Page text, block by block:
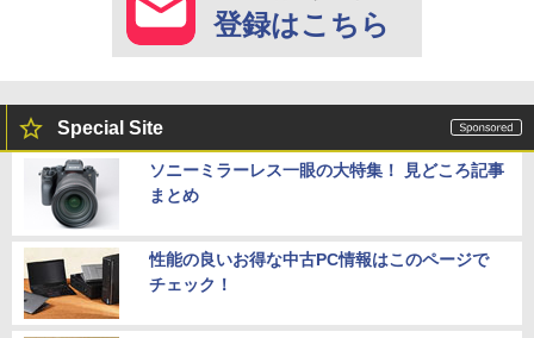
登録はこちら
Special Site
ソニーミラーレス一眼の大特集！ 見どころ記事
まとめ
性能の良いお得な中古PC情報はこのページで
チェック！